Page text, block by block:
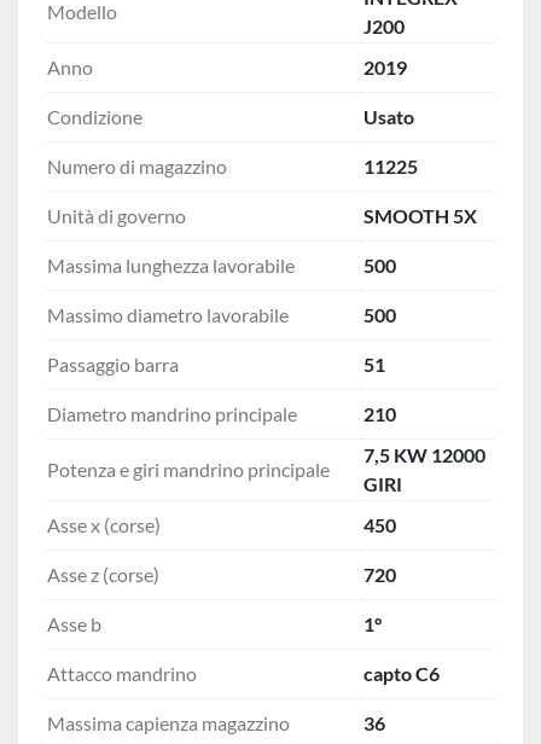
Modello
J200
Anno
2019
Condizione Usato
Numero di magazzino 11225
Unità di governo SMOOTH 5X
Massima lunghezza lavorabile 500
Massimo diametro lavorabile 500
Passaggio barra 51
Diametro mandrino principale 210
Potenza e giri mandrino principale
7,5 KW 12000
GIRI
Asse x (corse)
450
Asse z (corse) 720
Asse b 1°
Attacco mandrino capto C6
Massima capienza magazzino 36